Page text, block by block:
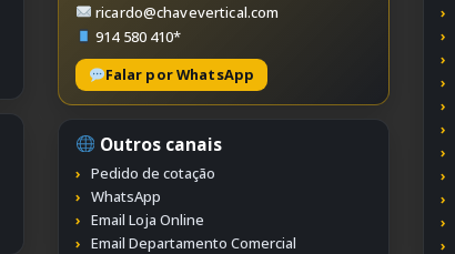
ricardo@chavevertical.com
914 580 410*
Falar por WhatsApp
Outros canais
Pedido de cotação
WhatsApp
Email Loja Online
Email Departamento Comercial